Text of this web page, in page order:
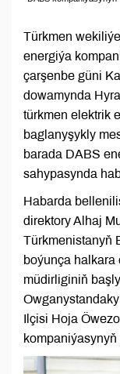
Türkmen
energiýa
çarşenbe güni
dowamynda
türkmen elektrik
baglanyşykly
barada DABS
sahypasynda
Habarda
direktory Alhaj
Türkmenistanyň
boýunça halkara
müdirliginiň
Ilçisi Hoja